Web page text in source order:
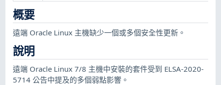
概要
遠端 Oracle Linux 主機缺少一個或多個安全性更新。
說明
遠端 Oracle Linux 7/8 主機中安裝的套件受到 ELSA-2020-
5714 公告中提及的多個弱點影響。